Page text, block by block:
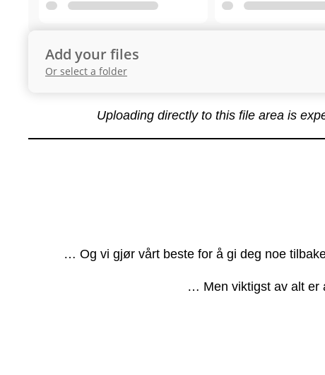
Add your files
Or select a folder
Uploading directly to this file area is
… Og vi gjør vårt beste for å gi deg noe
… Men viktigst av alt er